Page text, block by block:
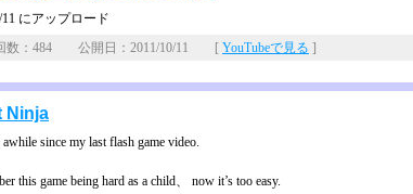
11 にアップロード
数：484 公開日：2011/10/11 [ YouTubeで見る ]
Ninja
awhile since my last flash game video.
this game being hard as a child、 now it’s too easy.